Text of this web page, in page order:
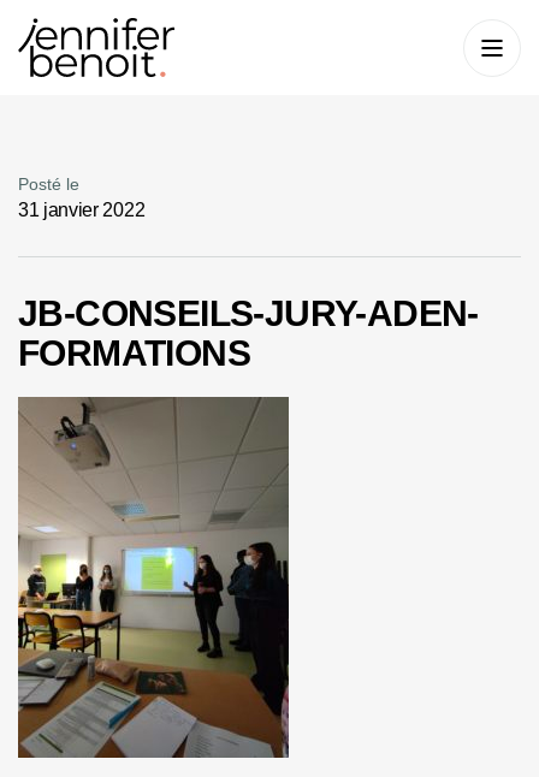
Posté le
31 janvier 2022
JB-CONSEILS-JURY-ADEN-
FORMATIONS